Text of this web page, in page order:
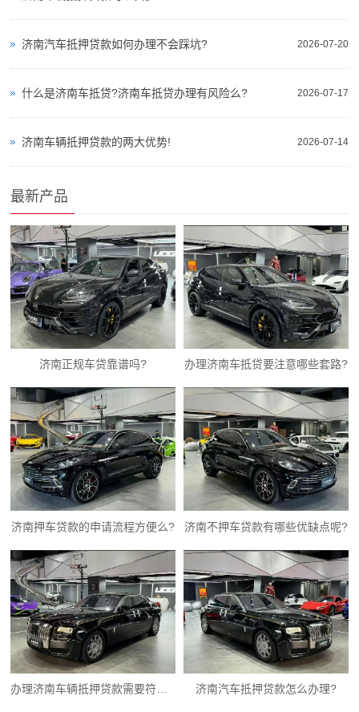
2026-07-20
济南汽车抵押贷款如何办理不会踩坑?
2026-07-17
什么是济南车抵贷?济南车抵贷办理有风险么?
2026-07-14
济南车辆抵押贷款的两大优势!
最新产品
济南正规车贷靠谱吗? 办理济南车抵贷要注意哪些套路?
济南押车贷款的申请流程方便么? 济南不押车贷款有哪些优缺点呢?
济南汽车抵押贷款怎么办理?